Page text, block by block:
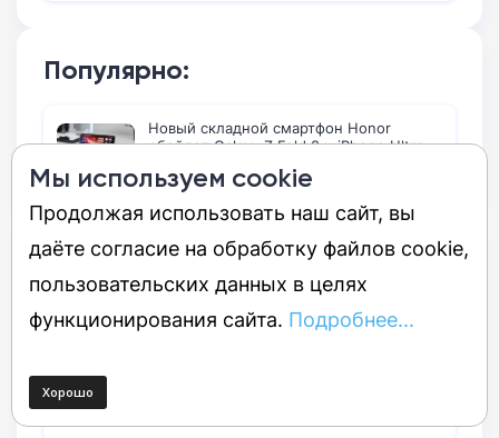
Популярно:
Новый складной смартфон Honor
обойдет Galaxy Z Fold 8 и iPhone Ultra
Последние новости:
Google Pixel Watch 5: параметры и
стоимость новых смарт-часов попали в
Мы используем cookie
Продолжая использовать наш сайт, вы
даёте согласие на обработку файлов cookie,
пользовательских данных в целях
функционирования сайта. Подробнее...